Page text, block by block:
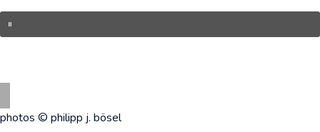
photos © philipp j. bösel